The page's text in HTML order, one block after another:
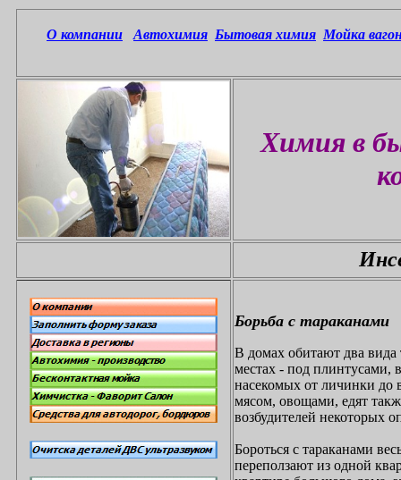
О компании Автохимия Бытовая химия Мойка
Химия в
Борьба с тараканами
В домах обитают два
местах - под плинтусами,
насекомых от личинки до
мясом, овощами, едят
возбудителей некоторых
Бороться с тараканами
переползают из одной